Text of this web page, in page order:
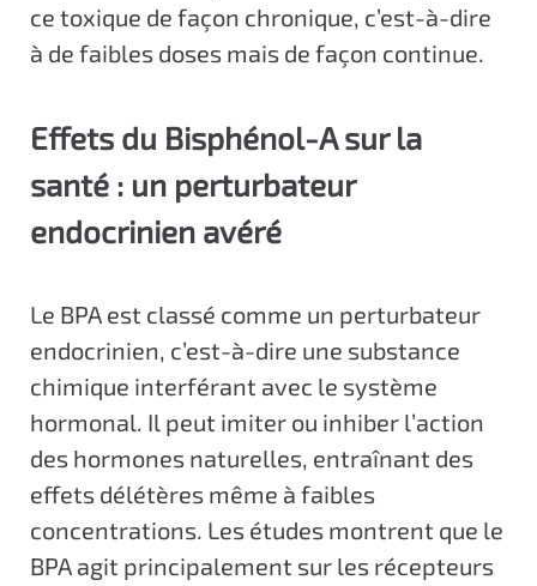
ce toxique de façon chronique, c’est-à-dire
à de faibles doses mais de façon continue.
Effets du Bisphénol-A sur la
santé : un perturbateur
endocrinien avéré
Le BPA est classé comme un perturbateur
endocrinien, c’est-à-dire une substance
chimique interférant avec le système
hormonal. Il peut imiter ou inhiber l’action
des hormones naturelles, entraînant des
effets délétères même à faibles
concentrations. Les études montrent que le
BPA agit principalement sur les récepteurs